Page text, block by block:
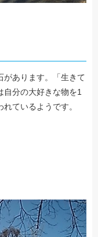
があります。「生きて
自分の大好きな物を1
ているようです。